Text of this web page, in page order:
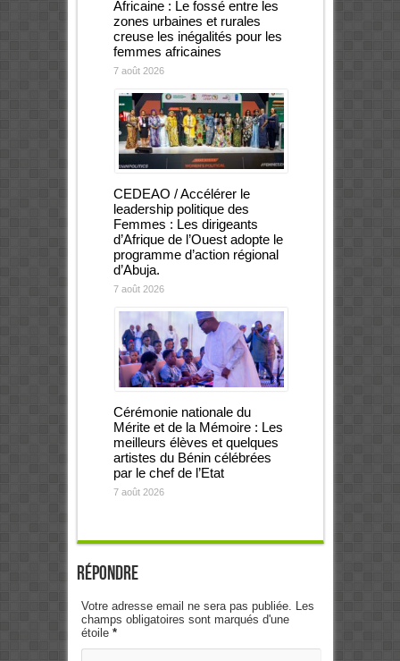
Africaine : Le fossé entre les
zones urbaines et rurales
creuse les inégalités pour les
femmes africaines
7 août 2026
CEDEAO / Accélérer le
leadership politique des
Femmes : Les dirigeants
d’Afrique de l’Ouest adopte le
programme d’action régional
d’Abuja.
7 août 2026
Cérémonie nationale du
Mérite et de la Mémoire : Les
meilleurs élèves et quelques
artistes du Bénin célébrées
par le chef de l’Etat
7 août 2026
Répondre
Votre adresse email ne sera pas publiée. Les
champs obligatoires sont marqués d'une
étoile *